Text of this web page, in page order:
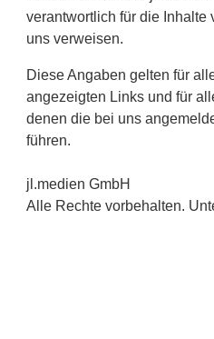
verantwortlich für die Inhalte
uns verweisen.
Diese Angaben gelten für
angezeigten Links und für
denen die bei uns
führen.
jl.medien GmbH
Alle Rechte vorbehalten.